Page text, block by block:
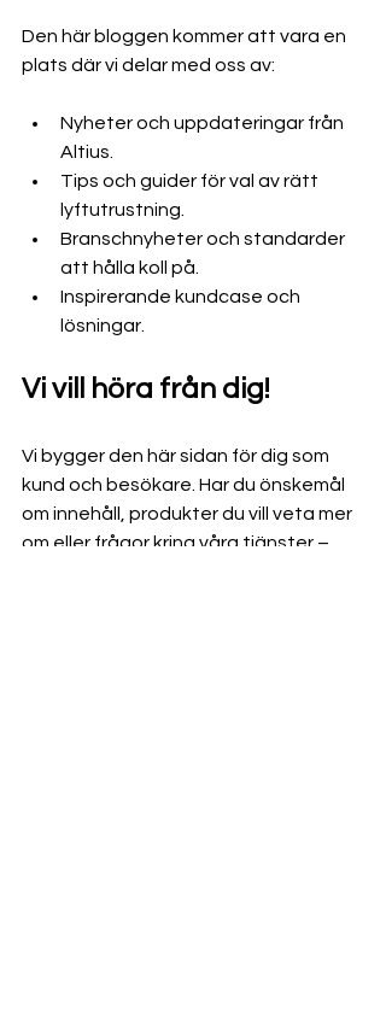
Den här bloggen kommer att vara en
plats där vi delar med oss av:
Nyheter och uppdateringar från
Altius.
Tips och guider för val av rätt
lyftutrustning.
Branschnyheter och standarder
att hålla koll på.
Inspirerande kundcase och
lösningar.
Vi vill höra från dig!
Vi bygger den här sidan för dig som
kund och besökare. Har du önskemål
om innehåll, produkter du vill veta mer
om eller frågor kring våra tjänster –